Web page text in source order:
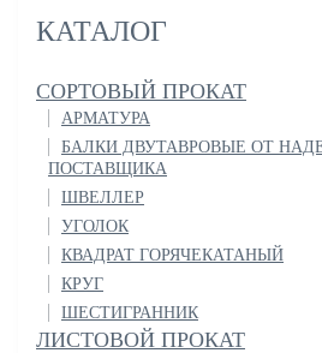
КАТАЛОГ
СОРТОВЫЙ ПРОКАТ
АРМАТУРА
БАЛКИ ДВУТАВРОВЫЕ ОТ
ПОСТАВЩИКА
ШВЕЛЛЕР
УГОЛОК
КВАДРАТ ГОРЯЧЕКАТАНЫЙ
КРУГ
ШЕСТИГРАННИК
ЛИСТОВОЙ ПРОКАТ